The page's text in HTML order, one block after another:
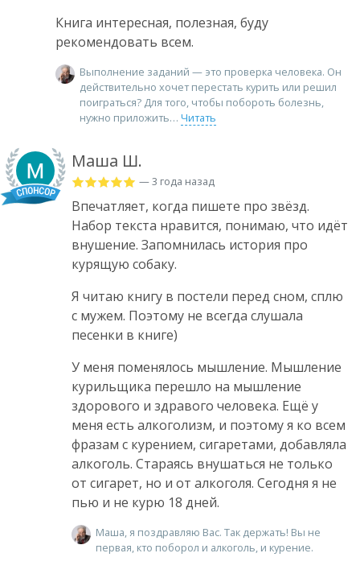
Книга интересная, полезная, буду
рекомендовать всем.
Выполнение заданий — это проверка человека. Он
действительно хочет перестать курить или решил
поиграться? Для того, чтобы побороть болезнь,
нужно приложить
Читать
Маша Ш.
— 3 года назад
Впечатляет, когда пишете про звёзд.
Набор текста нравится, понимаю, что идёт
внушение. Запомнилась история про
курящую собаку.
Я читаю книгу в постели перед сном, сплю
с мужем. Поэтому не всегда слушала
песенки в книге)
У меня поменялось мышление. Мышление
курильщика перешло на мышление
здорового и здравого человека. Ещё у
меня есть алкоголизм, и поэтому я ко всем
фразам с курением, сигаретами, добавляла
алкоголь. Стараясь внушаться не только
от сигарет, но и от алкоголя. Сегодня я не
пью и не курю 18 дней.
Маша, я поздравляю Вас. Так держать! Вы не
первая, кто поборол и алкоголь, и курение.